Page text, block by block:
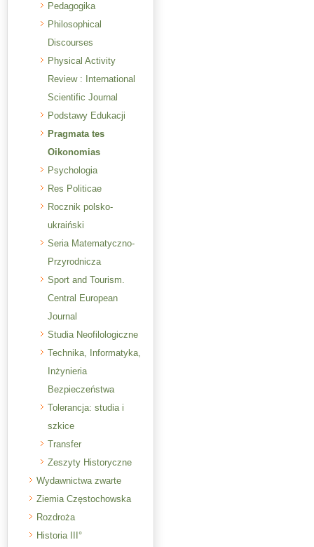
Pedagogika
Philosophical
Discourses
Physical Activity
Review : International
Scientific Journal
Podstawy Edukacji
Pragmata tes
Oikonomias
Psychologia
Res Politicae
Rocznik polsko-
ukraiński
Seria Matematyczno-
Przyrodnicza
Sport and Tourism.
Central European
Journal
Studia Neofilologiczne
Technika, Informatyka,
Inżynieria
Bezpieczeństwa
Tolerancja: studia i
szkice
Transfer
Zeszyty Historyczne
Wydawnictwa zwarte
Ziemia Częstochowska
Rozdroża
Historia III°